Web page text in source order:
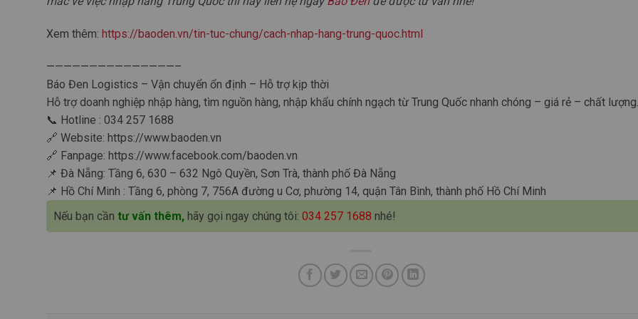
Xem thêm: https://baoden.vn/tin-tuc-chung/cach-nhap-hang-trung-quoc.html
———————————————–
Báo Đen Logistics – Vận chuyển ổn định – Hỗ trợ kịp thời
Hỗ trợ doanh nghiệp nhập hàng, tìm nguồn hàng, nhập khẩu chính ngạch từ Trung Quốc nhanh chóng – giá rẻ – chất lượng.
📞 Hotline : 034 257 1688
🔗 Website: https://www.baoden.vn
🔗 Fanpage: https://www.facebook.com/baoden.vn
📌 Đà Nẵng: Tầng 6, 630 – 632 Ngô Quyền, Sơn Trà, thành phố Đà Nẵng
📌 Hồ Chí Minh : Tầng 6, phòng 7, 756A đường u Cơ, phường 14, quận Tân Bình, thành phố Hồ Chí Minh
Nếu bạn cần tư vấn thêm,hãy gọi ngay chúng tôi: 034 257 1688 nhé!